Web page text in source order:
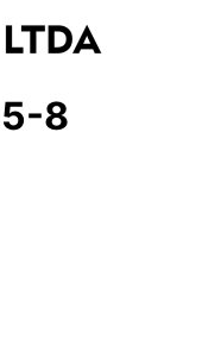
8